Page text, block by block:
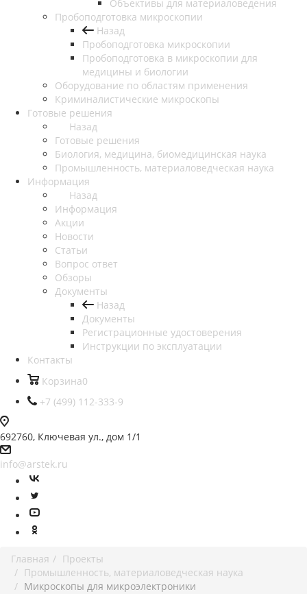
Объективы для материаловедения
Пробоподготовка микроскопии
Назад
Пробоподготовка микроскопии
Пробоподготовка в микроскопии для
медицины и биологии
Оборудование по областям применения
Криминалистические микроскопы
Готовые решения
Назад
Готовые решения
Биология, медицина, биомедицинская наука
Промышленность, материаловедческая наука
Информация
Назад
Информация
Акции
Новости
Статьи
Вопрос ответ
Обзоры
Документы
Назад
Документы
Регистрационные удостоверения
Инструкции по эксплуатации
Контакты
Корзина0
+7 (499) 112-333-9
692760, Ключевая ул., дом 1/1
info@arstek.ru
Главная
Проекты
Промышленность, материаловедческая наука
Микроскопы для микроэлектроники